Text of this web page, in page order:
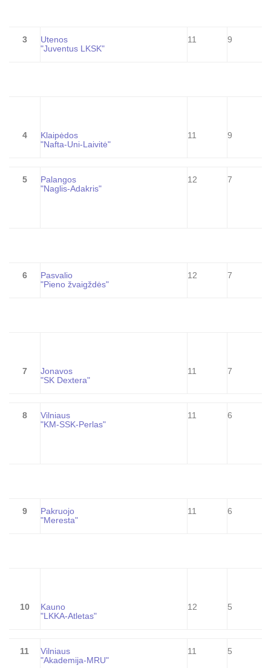
3
Utenos
"Juventus LKSK"
11 9
4
Klaipėdos
"Nafta-Uni-Laivitė"
11 9
5
Palangos
"Naglis-Adakris"
12 7
6
Pasvalio
"Pieno žvaigždės"
12 7
7
Jonavos
"SK Dextera"
11 7
8
Vilniaus
"KM-SSK-Perlas"
11 6
9
Pakruojo
"Meresta"
11 6
10
Kauno
"LKKA-Atletas"
12 5
11
Vilniaus
"Akademija-MRU"
11 5